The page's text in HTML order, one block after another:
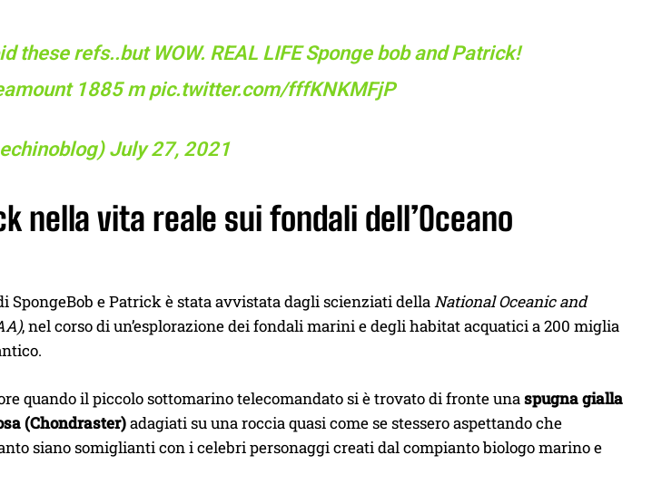
these refs..but WOW. REAL LIFE Sponge bob and Patrick!
1885 m pic.twitter.com/fffKNKMFjP
July 27, 2021
nella vita reale sui fondali dell’Oceano
SpongeBob e Patrick è stata avvistata dagli scienziati dellaNational Oceanic and
, nel corso di un’esplorazione dei fondali marini e degli habitat acquatici a 200 miglia
quando il piccolo sottomarino telecomandato si è trovato di fronte unaspugna gialla
(Chondraster)adagiati su una roccia quasi come se stessero aspettando che
siano somiglianti con i celebri personaggi creati dal compianto biologo marino e